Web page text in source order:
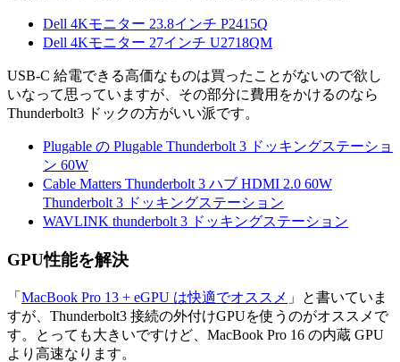
Dell 4Kモニター 23.8インチ P2415Q
Dell 4Kモニター 27インチ U2718QM
USB-C 給電できる高価なものは買ったことがないので欲し
いなって思っていますが、その部分に費用をかけるのなら
Thunderbolt3 ドックの方がいい派です。
Plugable の Plugable Thunderbolt 3 ドッキングステーショ
ン 60W
Cable Matters Thunderbolt 3 ハブ HDMI 2.0 60W
Thunderbolt 3 ドッキングステーション
WAVLINK thunderbolt 3 ドッキングステーション
GPU性能を解決
「 MacBook Pro 13 + eGPU は快適でオススメ 」と書いていま
すが、Thunderbolt3 接続の外付けGPUを使うのがオススメで
す。とっても大きいですけど、MacBook Pro 16 の内蔵 GPU
より高速なります。